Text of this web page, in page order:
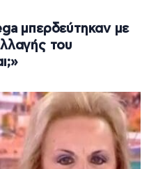
μπερδεύτηκαν με
του